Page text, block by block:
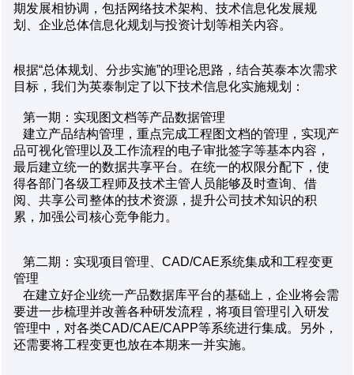
期发展相协调，包括网络技术架构、技术信息化发展规
划、企业总体信息化规划与投资计划等相关内容。
根据“总体规划、分步实施”的理论思路，结合英泰本次需求
目标，我们为英泰制定了以下技术信息化实施规划：
第一期：实现图文档等产品数据管理
建立产品结构管理，重点完成工程图文档的管理，实现产
品可视化管理以及工作流程的电子审批签字等基本内容，
最后建立统一的数据共享平台。在统一的权限分配下，使
得各部门各级工程师及技术主管人员能够及时查询、借
阅、共享公司整体的技术资源，提升公司技术知识的积
累，加强公司核心竞争能力。
第二期：实现项目管理、CAD/CAE系统集成和工程变更
管理
在建立好企业统一产品数据库平台的基础上，企业将会需
要进一步梳理并改善各种研发流程，将项目管理引入研发
管理中，对各类CAD/CAE/CAPP等系统进行集成。另外，
还需要将工程变更也放在本期来一并实施。